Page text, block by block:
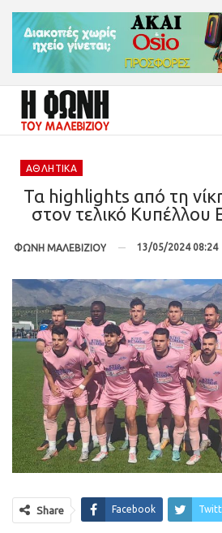
ΑΘΛΗΤΙΚΆ
Τα highlights από τη
στον τελικό Κυπέλλου
ΦΩΝΗ ΜΑΛΕΒΙΖΙΟΥ 13/05/2024 08:24
Share Facebook